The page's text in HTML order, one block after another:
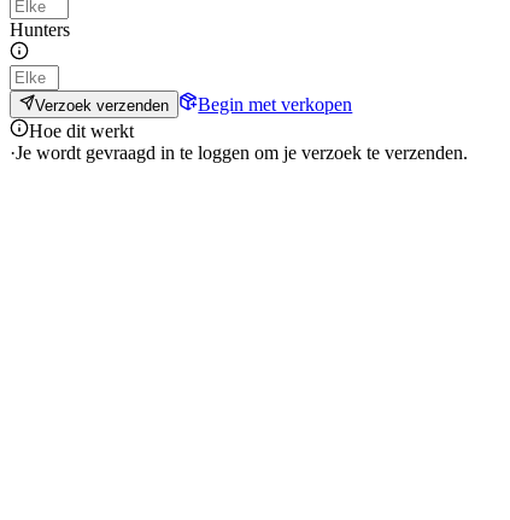
Hunters
Verzoek verzenden
Begin met verkopen
Hoe dit werkt
·Je wordt gevraagd in te loggen om je verzoek te verzenden.